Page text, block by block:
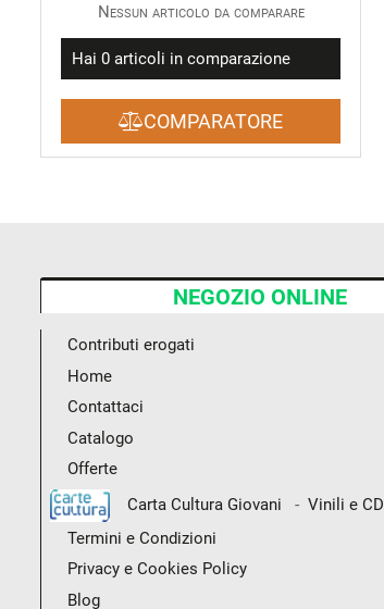
Nessun articolo da comparare
Hai 0 articoli in comparazione
COMPARATORE
NEGOZIO ONLINE
Contributi erogati
Home
Contattaci
Catalogo
Offerte
Carta Cultura Giovani
- Vinili e CD
Termini e Condizioni
Privacy e Cookies Policy
Blog